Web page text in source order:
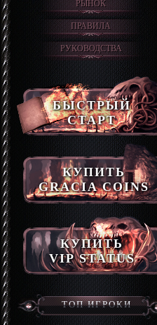
РЫНОК
ПРАВИЛА
РУКОВОДСТВА
БЫСТРЫЙ
СТАРТ
КУПИТЬ
GRACIA COINS
КУПИТЬ
VIP STATUS
ТОП ИГРОКИ